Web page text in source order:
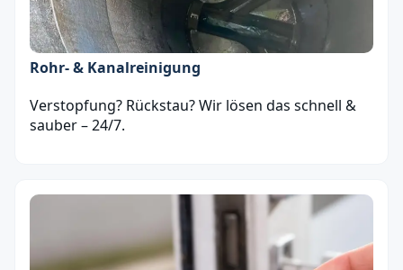
Rohr- & Kanalreinigung
Verstopfung? Rückstau? Wir lösen das schnell &
sauber – 24/7.